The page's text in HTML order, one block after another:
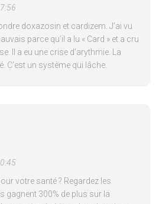
doxazosin et cardizem. J’ai vu
parce qu’il a lu « Card » et a cru
Il a eu une crise d’arythmie. La
C’est un système qui lâche.
votre santé ? Regardez les
gagnent 300% de plus sur la